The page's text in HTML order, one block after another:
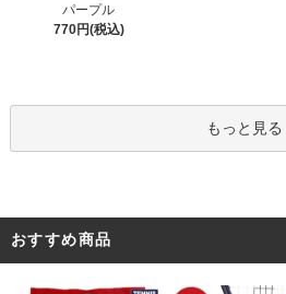
パープル
770円(税込)
もっと見る
おすすめ商品